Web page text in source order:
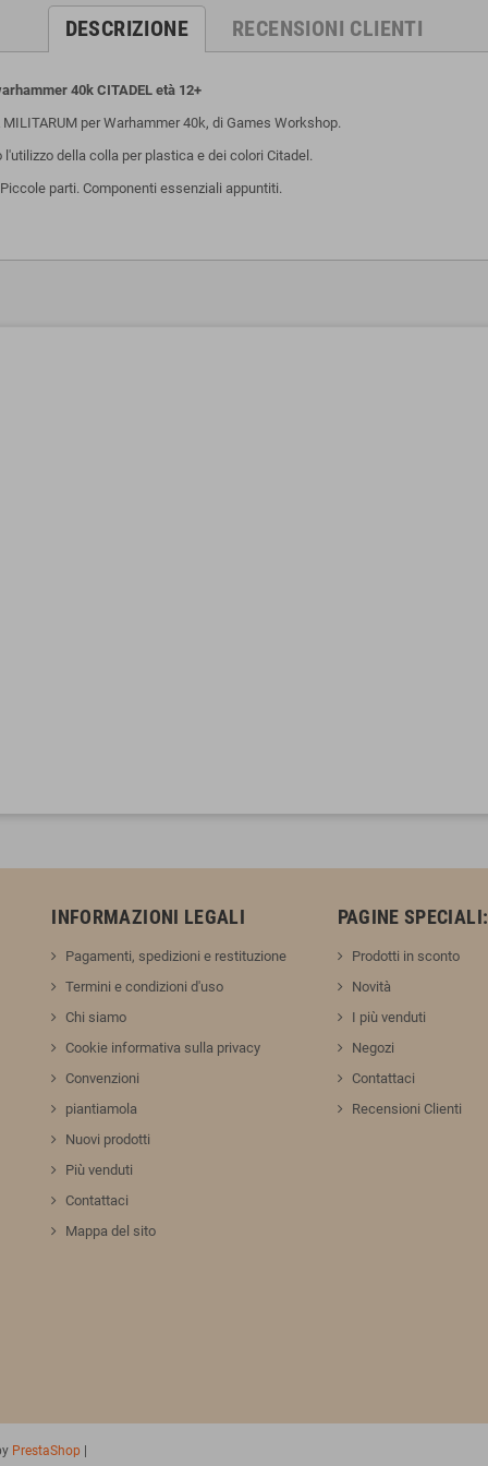
DESCRIZIONE RECENSIONI CLIENTI
40k CITADEL età 12+
per Warhammer 40k, di Games Workshop.
della colla per plastica e dei colori Citadel.
parti. Componenti essenziali appuntiti.
INFORMAZIONI LEGALI
Pagamenti, spedizioni e restituzione
Termini e condizioni d'uso
Chi siamo
Cookie informativa sulla privacy
Convenzioni
piantiamola
Nuovi prodotti
Più venduti
Contattaci
Mappa del sito
PAGINE SPECIALI:
Prodotti in sconto
Novità
I più venduti
Negozi
Contattaci
Recensioni Clienti
PrestaShop